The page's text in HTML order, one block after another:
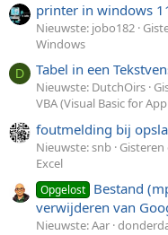
printer in windows
Nieuwste: jobo182
Windows
D Tabel in een
Nieuwste: DutchOirs
VBA (Visual Basic for
foutmelding bij
Nieuwste: snb Gisteren
Excel
Opgelost Bestand
verwijderen van
Nieuwste: Aar